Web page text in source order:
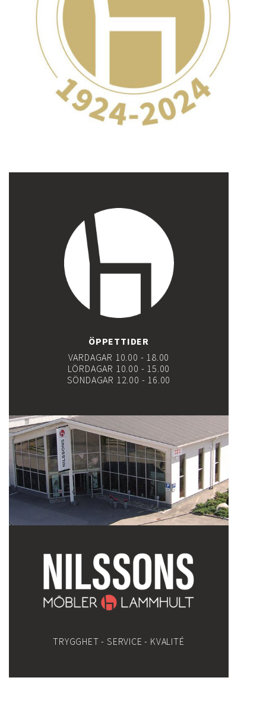
ÖPPETTIDER
VARDAGAR 10.00 - 18.00
LÖRDAGAR 10.00 - 15.00
SÖNDAGAR 12.00 - 16.00
TRYGGHET - SERVICE - KVALITÉ